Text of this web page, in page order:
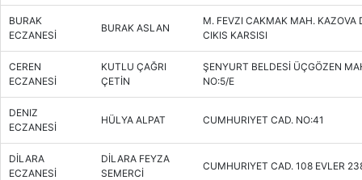
BURAK
ECZANESİ
BURAK ASLAN
M. FEVZI CAKMAK MAH. KAZOVA
CIKIS KARSISI
CEREN
ECZANESİ
KUTLU ÇAĞRI
ÇETİN
ŞENYURT BELDESİ ÜÇGÖZEN
NO:5/E
DENIZ
ECZANESİ
HÜLYA ALPAT CUMHURIYET CAD. NO:41
DİLARA
ECZANESİ
DİLARA FEYZA
SEMERCİ
CUMHURIYET CAD. 108 EVLER